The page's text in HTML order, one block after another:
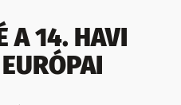
A 14. HAVI